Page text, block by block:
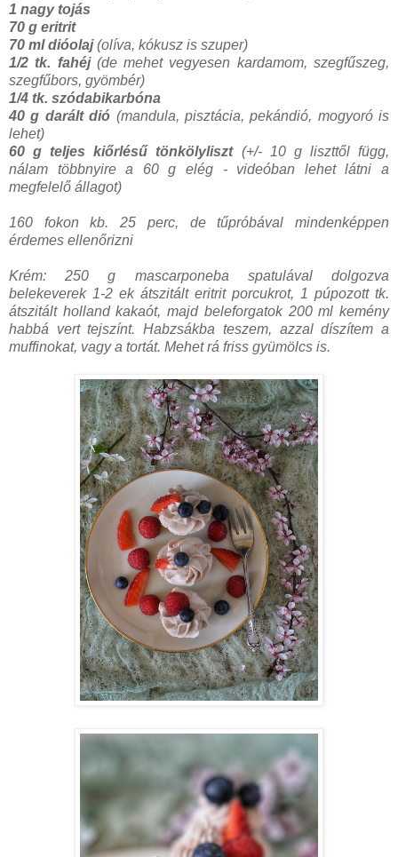
1 nagy tojás
70 g eritrit
70 ml dióolaj(olíva, kókusz is szuper)
1/2 tk. fahéj(de mehet vegyesen kardamom, szegfűszeg,
szegfűbors, gyömbér)
1/4 tk. szódabikarbóna
40 g darált dió (mandula, pisztácia, pekándió, mogyoró is
lehet)
60 g teljes kiőrlésű tönkölyliszt(+/- 10 g liszttől függ,
nálam többnyire a 60 g elég - videóban lehet látni a
megfelelő állagot)
160 fokon kb. 25 perc, de tűpróbával mindenképpen
érdemes ellenőrizni
Krém: 250 g mascarponeba spatulával dolgozva
belekeverek 1-2 ek átszitált eritrit porcukrot, 1 púpozott tk.
átszitált holland kakaót, majd beleforgatok 200 ml kemény
habbá vert tejszínt. Habzsákba teszem, azzal díszítem a
muffinokat, vagy a tortát. Mehet rá friss gyümölcs is.